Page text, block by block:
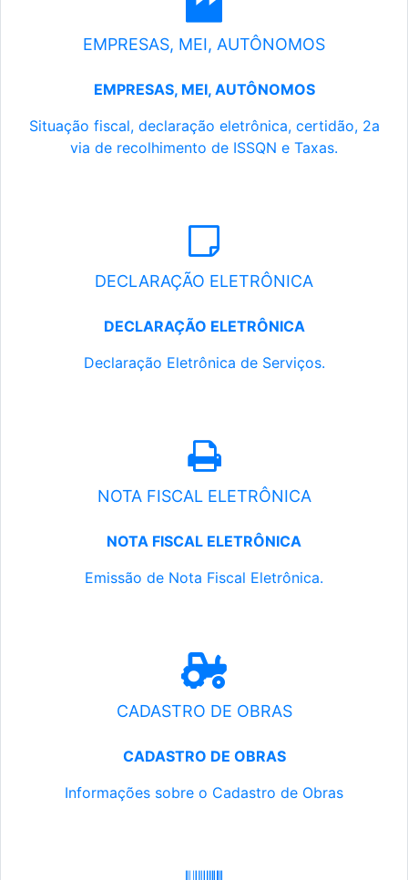
EMPRESAS, MEI, AUTÔNOMOS
EMPRESAS, MEI, AUTÔNOMOS
Situação fiscal, declaração eletrônica, certidão, 2a
via de recolhimento de ISSQN e Taxas.
DECLARAÇÃO ELETRÔNICA
DECLARAÇÃO ELETRÔNICA
Declaração Eletrônica de Serviços.
NOTA FISCAL ELETRÔNICA
NOTA FISCAL ELETRÔNICA
Emissão de Nota Fiscal Eletrônica.
CADASTRO DE OBRAS
CADASTRO DE OBRAS
Informações sobre o Cadastro de Obras